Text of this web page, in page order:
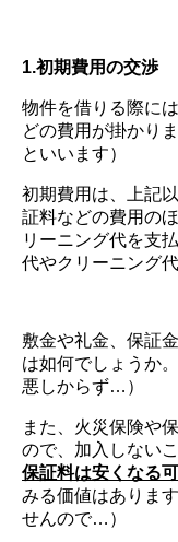
1.初期費用の交渉
物件を借りる際に
どの費用が掛かり
といいます）
初期費用は、上記
証料などの費用の
リーニング代を支
代やクリーニング
敷金や礼金、保証
は如何でしょうか
悪しからず…）
また、火災保険や
ので、加入しない
保証料は安くなる
みる価値はありま
せんので…）